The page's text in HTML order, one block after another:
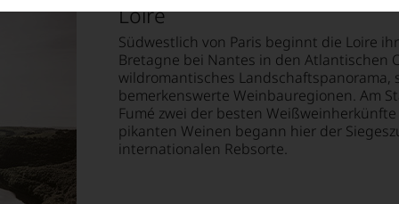
Loire
Südwestlich von Paris beginnt die Loire
Bretagne bei Nantes in den Atlantischen
wildromantisches Landschaftspanorama,
bemerkenswerte Weinbauregionen. Am
Fumé zwei der besten
pikanten Weinen begann hier der
internationalen Rebsorte.